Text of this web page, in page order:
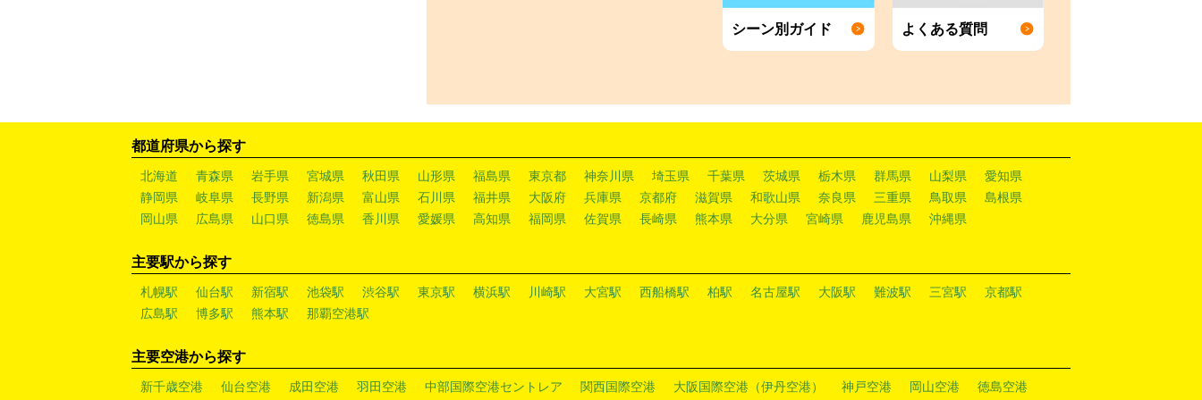
シーン別ガイド よくある質問
都道府県から探す
北海道 青森県 岩手県 宮城県 秋田県 山形県 福島県 東京都 神奈川県 埼玉県 千葉県 茨城県 栃木県 群馬県 山梨県
愛知県
静岡県
岐阜県 長野県 新潟県 富山県 石川県 福井県 大阪府 兵庫県 京都府 滋賀県 和歌山県 奈良県 三重県 鳥取県
島根県
岡山県
広島県 山口県 徳島県 香川県 愛媛県 高知県 福岡県 佐賀県 長崎県 熊本県 大分県 宮崎県 鹿児島県 沖縄県
主要駅から探す
札幌駅 仙台駅 新宿駅 池袋駅 渋谷駅 東京駅 横浜駅 川崎駅 大宮駅 西船橋駅 柏駅 名古屋駅 大阪駅 難波駅 三宮駅
京都駅
広島駅
博多駅 熊本駅 那覇空港駅
主要空港から探す
新千歳空港 仙台空港 成田空港 羽田空港 中部国際空港セントレア 関西国際空港 大阪国際空港（伊丹空港） 神戸空港 岡山空港 徳島空港